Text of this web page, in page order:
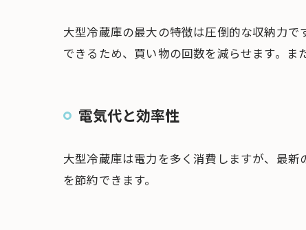
大型冷蔵庫の最大の特徴は圧倒的な収納力
できるため、買い物の回数を減らせます。ま
電気代と効率性
大型冷蔵庫は電力を多く消費しますが、最
を節約できます。